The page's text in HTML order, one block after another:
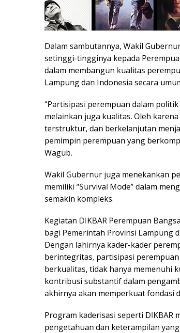
Dalam sambutannya, Wakil
setinggi-tingginya kepada
dalam membangun kualitas
Lampung dan Indonesia secara
“Partisipasi perempuan dalam
melainkan juga kualitas. Oleh
terstruktur, dan berkelanjutan
pemimpin perempuan yang
Wagub.
Wakil Gubernur juga menekankan
memiliki “Survival Mode” dalam
semakin kompleks.
Kegiatan DIKBAR Perempuan
bagi Pemerintah Provinsi Lampung
Dengan lahirnya kader-kader
berintegritas, partisipasi
berkualitas, tidak hanya memenuhi
kontribusi substantif dalam
akhirnya akan memperkuat fondasi
Program kaderisasi seperti DIKBAR
pengetahuan dan keterampilan